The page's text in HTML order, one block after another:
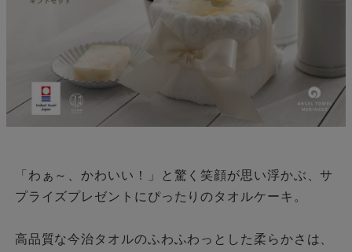
「わぁ～、かわいい！」と驚く笑顔が思い浮かぶ、サ
プライズプレゼントにぴったりのタオルケーキ。
高品質な今治タオルのふわふわっとした柔らかさは、